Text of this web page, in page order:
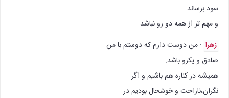
سود برساند
و مهم تر از همه دو رو نباشد.
زهرا : من دوست دارم که دوستم با من
صادق و یکرو باشد.
همیشه در کناره هم باشیم و اگر
نگران،ناراحت و خوشحال بودیم در